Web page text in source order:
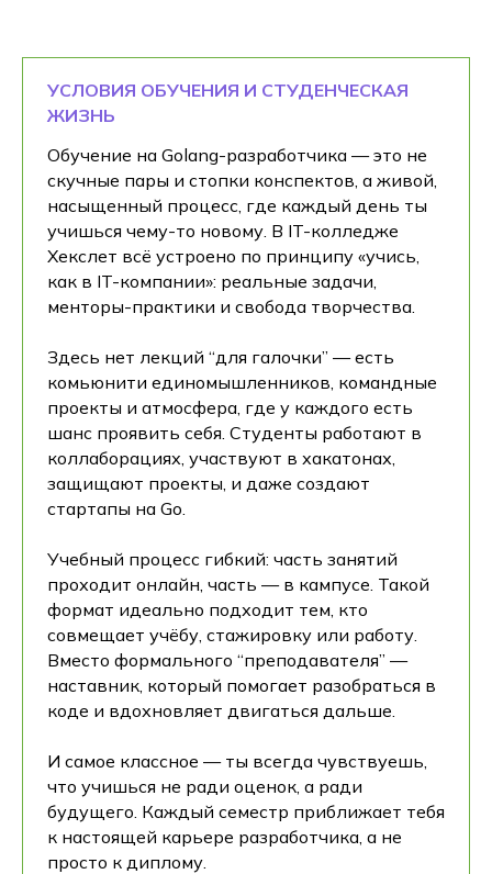
УСЛОВИЯ ОБУЧЕНИЯ И СТУДЕНЧЕСКАЯ
ЖИЗНЬ
Обучение на Golang-разработчика — это не
скучные пары и стопки конспектов, а живой,
насыщенный процесс, где каждый день ты
учишься чему-то новому. В IT-колледже
Хекслет всё устроено по принципу «учись,
как в IT-компании»: реальные задачи,
менторы-практики и свобода творчества.
Здесь нет лекций “для галочки” — есть
комьюнити единомышленников, командные
проекты и атмосфера, где у каждого есть
шанс проявить себя. Студенты работают в
коллаборациях, участвуют в хакатонах,
защищают проекты, и даже создают
стартапы на Go.
Учебный процесс гибкий: часть занятий
проходит онлайн, часть — в кампусе. Такой
формат идеально подходит тем, кто
совмещает учёбу, стажировку или работу.
Вместо формального “преподавателя” —
наставник, который помогает разобраться в
коде и вдохновляет двигаться дальше.
И самое классное — ты всегда чувствуешь,
что учишься не ради оценок, а ради
будущего. Каждый семестр приближает тебя
к настоящей карьере разработчика, а не
просто к диплому.